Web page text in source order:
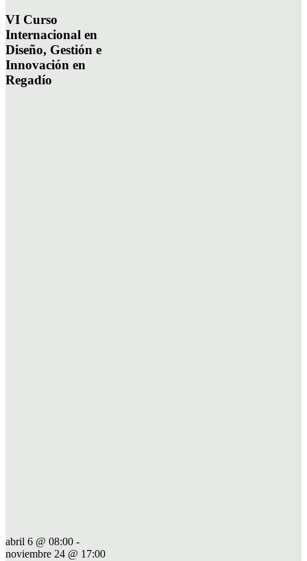
VI Curso
Internacional en
Diseño, Gestión e
Innovación en
Regadío
abril 6 @ 08:00 -
noviembre 24 @ 17:00